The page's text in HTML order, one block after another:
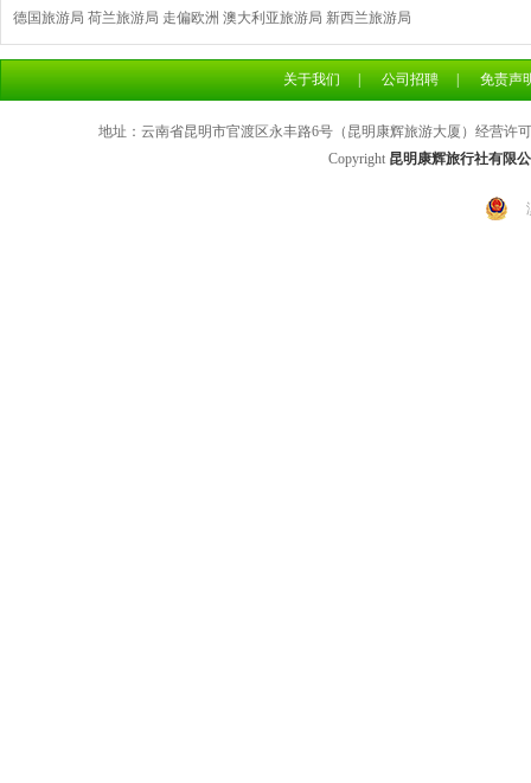
德国旅游局 荷兰旅游局 走偏欧洲 澳大利亚旅游局 新西兰旅游局
关于我们 公司招聘 免责声
地址：云南省昆明市官渡区永丰路6号（昆明康辉旅游大厦）经营许
Copyright 昆明康辉旅行社有限